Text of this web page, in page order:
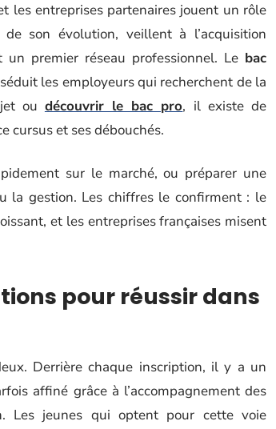
les entreprises partenaires jouent un rôle
son évolution, veillent à l’acquisition
premier réseau professionnel. Le bac
les employeurs qui recherchent de la
ou découvrir le bac pro, il existe de
cursus et ses débouchés.
sur le marché, ou préparer une
la gestion. Les chiffres le confirment : le
et les entreprises françaises misent
pour réussir dans
Derrière chaque inscription, il y a un
affiné grâce à l’accompagnement des
Les jeunes qui optent pour cette voie